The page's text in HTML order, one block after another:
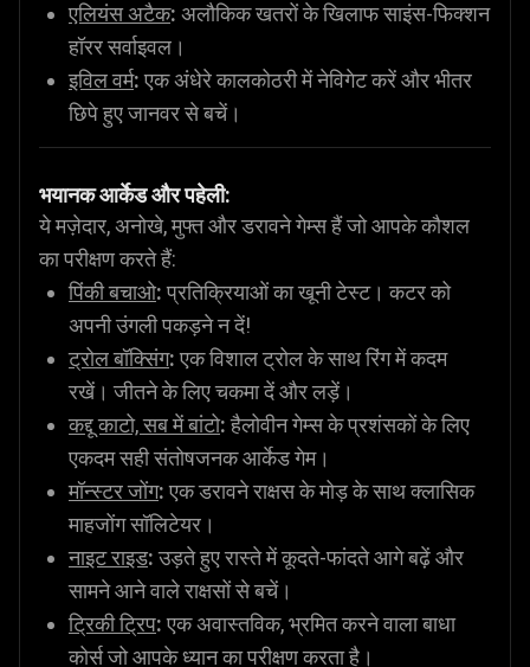
एलियंस अटैक: अलौकिक खतरों के खिलाफ साइंस-फिक्शन
हॉरर सर्वाइवल।
इविल वर्म:एक अंधेरे कालकोठरी में नेविगेट करें और भीतर
छिपे हुए जानवर से बचें।
भयानक आर्केड और पहेली:
ये मज़ेदार, अनोखे, मुफ्त और डरावने गेम्स हैं जो आपके कौशल
का परीक्षण करते हैं:
पिंकी बचाओ:प्रतिक्रियाओं का खूनी टेस्ट। कटर को
अपनी उंगली पकड़ने न दें!
ट्रोल बॉक्सिंग:एक विशाल ट्रोल के साथ रिंग में कदम
रखें। जीतने के लिए चकमा दें और लड़ें।
कद्दू काटो, सब में बांटो:हैलोवीन गेम्स के प्रशंसकों के लिए
एकदम सही संतोषजनक आर्केड गेम।
मॉन्स्टर जोंग:एक डरावने राक्षस के मोड़ के साथ क्लासिक
माहजोंग सॉलिटेयर।
नाइट राइड:उड़ते हुए रास्ते में कूदते-फांदते आगे बढ़ें और
सामने आने वाले राक्षसों से बचें।
ट्रिकी ट्रिप:एक अवास्तविक, भ्रमित करने वाला बाधा
कोर्स जो आपके ध्यान का परीक्षण करता है।